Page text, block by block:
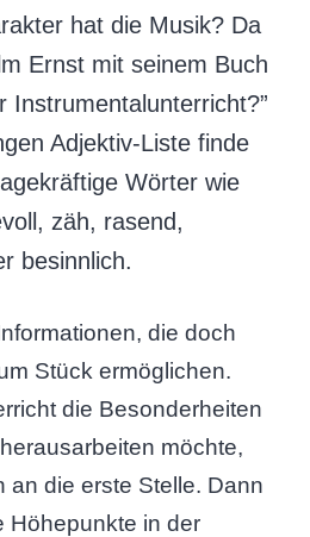
hat die Musik? Da
Ernst mit seinem Buch
Instrumentalunterricht?”
Adjektiv-Liste finde
Wörter wie
zäh, rasend,
besinnlich.
die doch
Stück ermöglichen.
die Besonderheiten
möchte,
an die erste Stelle. Dann
Höhepunkte in der